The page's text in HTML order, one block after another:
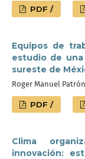
PDF /
Equipos de
estudio de una
sureste de
Roger Manuel
PDF /
Clima
innovación: